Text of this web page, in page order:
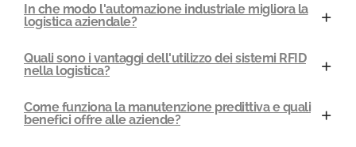
In che modo l'automazione industriale migliora la
logistica aziendale?
Quali sono i vantaggi dell'utilizzo dei sistemi RFID
nella logistica?
Come funziona la manutenzione predittiva e quali
benefici offre alle aziende?